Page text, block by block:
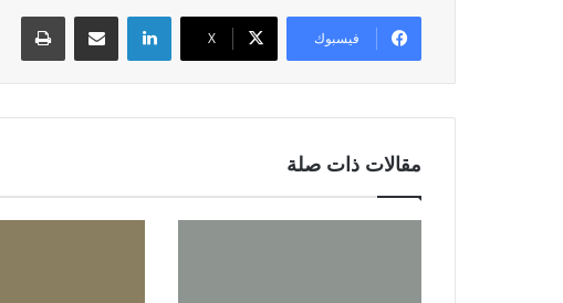
فيسبوك ‫X
لينكدإن
مقالات ذات صلة